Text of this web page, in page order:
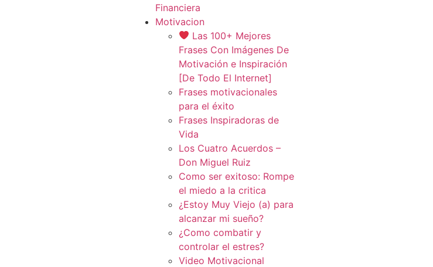
Financiera
Motivacion
Las 100+ Mejores
Frases Con Imágenes De
Motivación e Inspiración
[De Todo El Internet]
Frases motivacionales
para el éxito
Frases Inspiradoras de
Vida
Los Cuatro Acuerdos –
Don Miguel Ruiz
Como ser exitoso: Rompe
el miedo a la critica
¿Estoy Muy Viejo (a) para
alcanzar mi sueño?
¿Como combatir y
controlar el estres?
Video Motivacional